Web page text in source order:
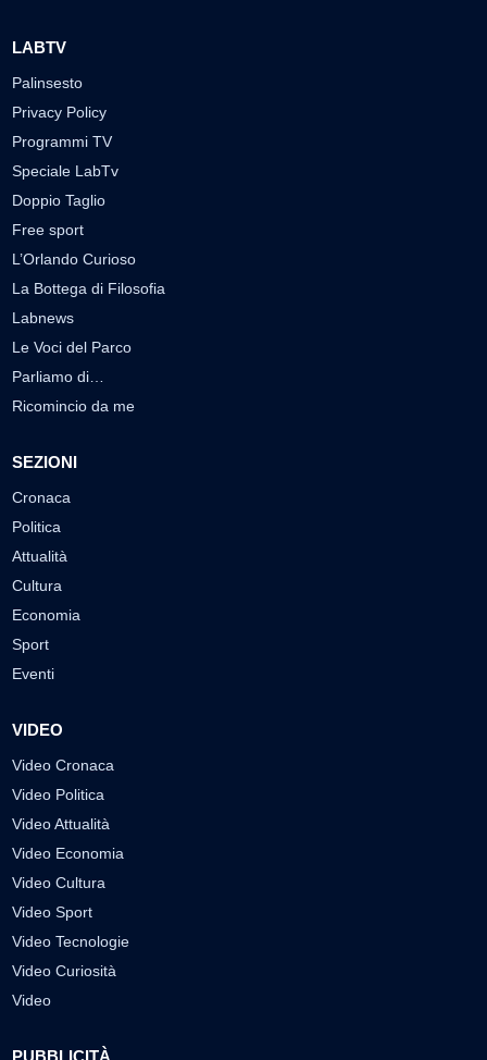
LABTV
Palinsesto
Privacy Policy
Programmi TV
Speciale LabTv
Doppio Taglio
Free sport
L’Orlando Curioso
La Bottega di Filosofia
Labnews
Le Voci del Parco
Parliamo di…
Ricomincio da me
SEZIONI
Cronaca
Politica
Attualità
Cultura
Economia
Sport
Eventi
VIDEO
Video Cronaca
Video Politica
Video Attualità
Video Economia
Video Cultura
Video Sport
Video Tecnologie
Video Curiosità
Video
PUBBLICITÀ